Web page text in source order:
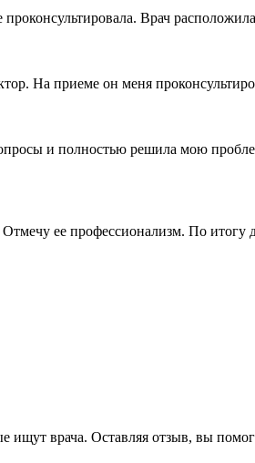
Врач
На приеме он меня
и полностью решила мою
ее профессионализм. По
ищут врача. Оставляя отзыв, вы